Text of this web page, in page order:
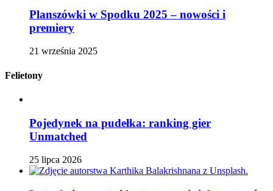
Planszówki w Spodku 2025 – nowości i
premiery
21 września 2025
Felietony
Pojedynek na pudełka: ranking gier
Unmatched
25 lipca 2026